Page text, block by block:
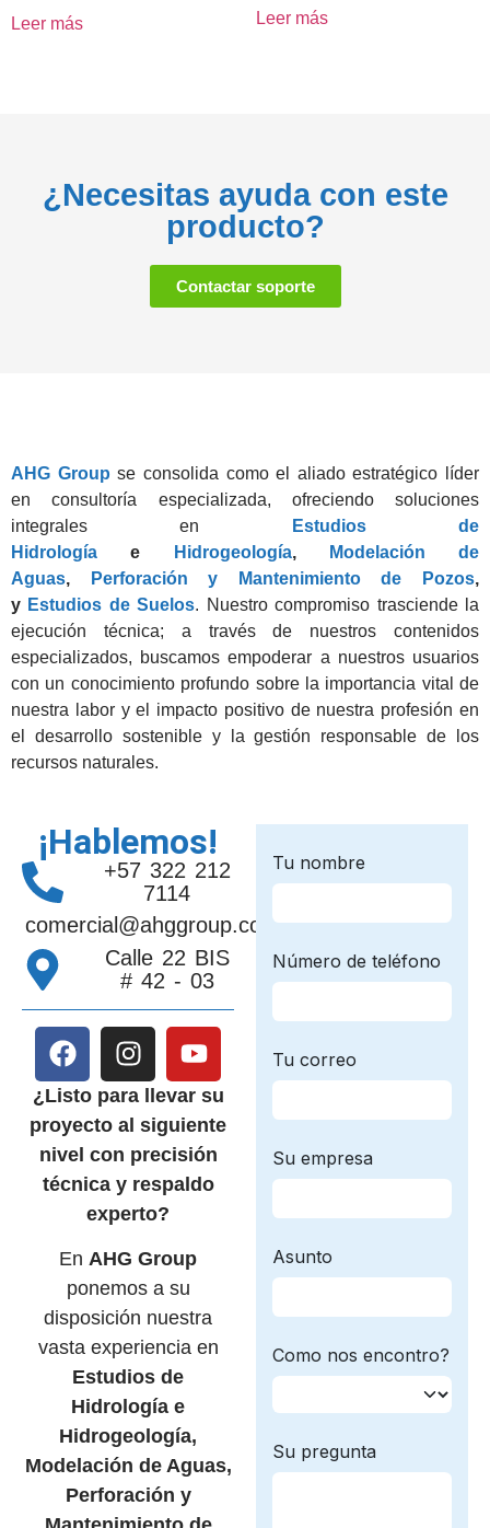
Leer más Leer más
¿Necesitas ayuda con este
producto?
Contactar soporte
AHG Group se consolida como el aliado estratégico líder
en consultoría especializada, ofreciendo soluciones
integrales en
Estudios de
Hidrología e Hidrogeología,
Modelación de
Aguas, Perforación y Mantenimiento de Pozos,
y Estudios de Suelos. Nuestro compromiso trasciende la
ejecución técnica; a través de nuestros contenidos
especializados, buscamos empoderar a nuestros usuarios
con un conocimiento profundo sobre la importancia vital de
nuestra labor y el impacto positivo de nuestra profesión en
el desarrollo sostenible y la gestión responsable de los
recursos naturales.
¡Hablemos!
+57 322 212
7114
comercial@ahggroup.com.co
Calle 22 BIS
# 42 - 03
¿Listo para llevar su
proyecto al siguiente
nivel con precisión
técnica y respaldo
experto?
En AHG Group
ponemos a su
disposición nuestra
vasta experiencia en
Estudios de
Hidrología e
Hidrogeología,
Modelación de Aguas,
Perforación y